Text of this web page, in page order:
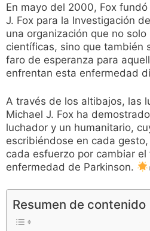
En mayo del 2000, Fox
J. Fox para la Investigación
una organización que no
científicas, sino que también
faro de esperanza para
enfrentan esta enfermedad
A través de los altibajos, las
Michael J. Fox ha
luchador y un humanitario,
escribiéndose en cada
cada esfuerzo por cambiar
enfermedad de Parkinson.
Resumen de contenido